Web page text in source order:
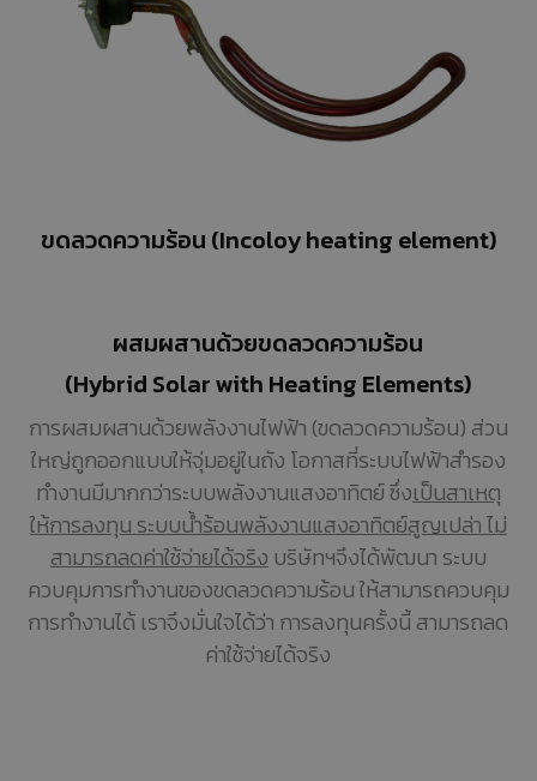
ขดลวดความร้อน (Incoloy heating element)
ผสมผสานด้วยขดลวดความร้อน
(Hybrid Solar with Heating Elements)
การผสมผสานด้วยพลังงานไฟฟ้า (ขดลวดความร้อน) ส่วน
ใหญ่ถูกออกแบบให้จุ่มอยู่ในถัง โอกาสที่ระบบไฟฟ้าสำรอง
ทำงานมีมากกว่าระบบพลังงานแสงอาทิตย์ ซึ่งเป็นสาเหตุ
ให้การลงทุน ระบบน้ำร้อนพลังงานแสงอาทิตย์สูญเปล่า ไม่
สามารถลดค่าใช้จ่ายได้จริง บริษัทฯจึงได้พัฒนา ระบบ
ควบคุมการทำงานของขดลวดความร้อน ให้สามารถควบคุม
การทำงานได้ เราจึงมั่นใจได้ว่า การลงทุนครั้งนี้ สามารถลด
ค่าใช้จ่ายได้จริง